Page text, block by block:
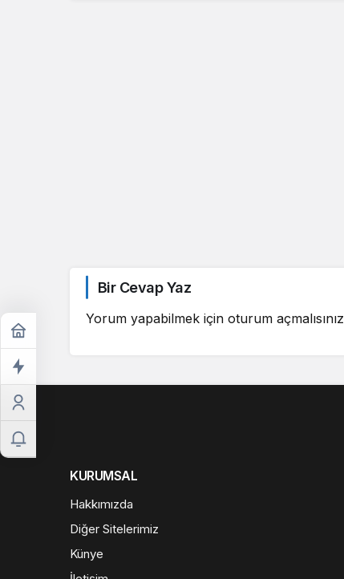
Bir Cevap Yaz
Yorum yapabilmek için oturum açmalısınız
KURUMSAL
Hakkımızda
Diğer Sitelerimiz
Künye